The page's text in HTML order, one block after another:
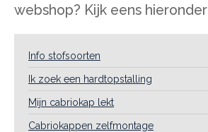
webshop? Kijk eens hieronder
Info stofsoorten
Ik zoek een hardtopstalling
Mijn cabriokap lekt
Cabriokappen zelfmontage